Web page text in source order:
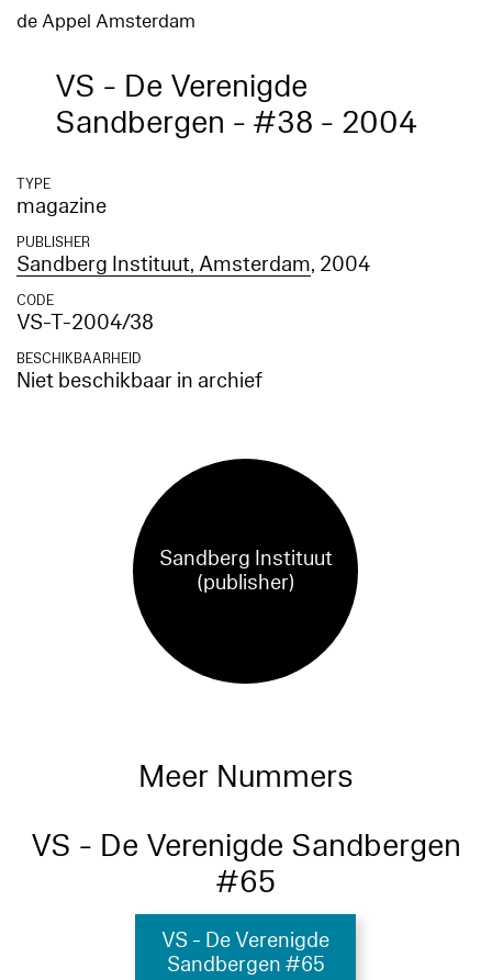
de Appel Amsterdam
VS - De Verenigde
Sandbergen - #38 - 2004
TYPE
magazine
PUBLISHER
Sandberg Instituut, Amsterdam, 2004
CODE
VS-T-2004/38
BESCHIKBAARHEID
Niet beschikbaar in archief
Sandberg Instituut
(publisher)
Meer Nummers
VS - De Verenigde Sandbergen
#65
VS - De Verenigde
Sandbergen #65